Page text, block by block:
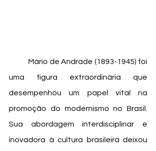
	Mário de Andrade (1893-1945) foi
uma figura extraordinária que
desempenhou um papel vital na
promoção do modernismo no Brasil.
Sua abordagem interdisciplinar e
inovadora à cultura brasileira deixou